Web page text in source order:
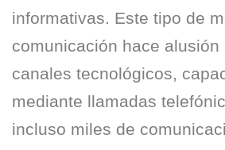
informativas. Este tipo de
comunicación hace alusión
canales tecnológicos,
mediante llamadas
incluso miles de